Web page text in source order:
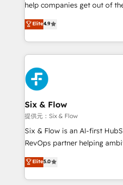
partners who will embed
business, processes and systems 🏢 We
working with mid-market and
organisations, global
complex use cases 🏆 CRM Implementation,
Platform Enablement,
Onboarding Accredited 🔐 ISO27001 & ISO9001
Certified
help companies get out of
process-oriented teams
Marketing, Sales, Service,
so selling and actually
feels easy and pain-free. We are a top ranked
HubSpot Elite Partner,
and Customer First Awards,
Reviews and 4.9/5 rating in Clutch
helps the following industries:
improvement & construction,
commercialization, real
SaaS, Software Dev & IT and
the United States, EU, UAE,
America. From casual user to super fan: make
Elite4.9
Six & Flow
提供元：Six & Flow
Six & Flow is an AI-first
RevOps partner helping
grow with clarity, confidence,
Operating across the UK,
Canada, we’ve delivered
Elite5.0